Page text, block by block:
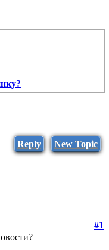
Reply New Topic
#1